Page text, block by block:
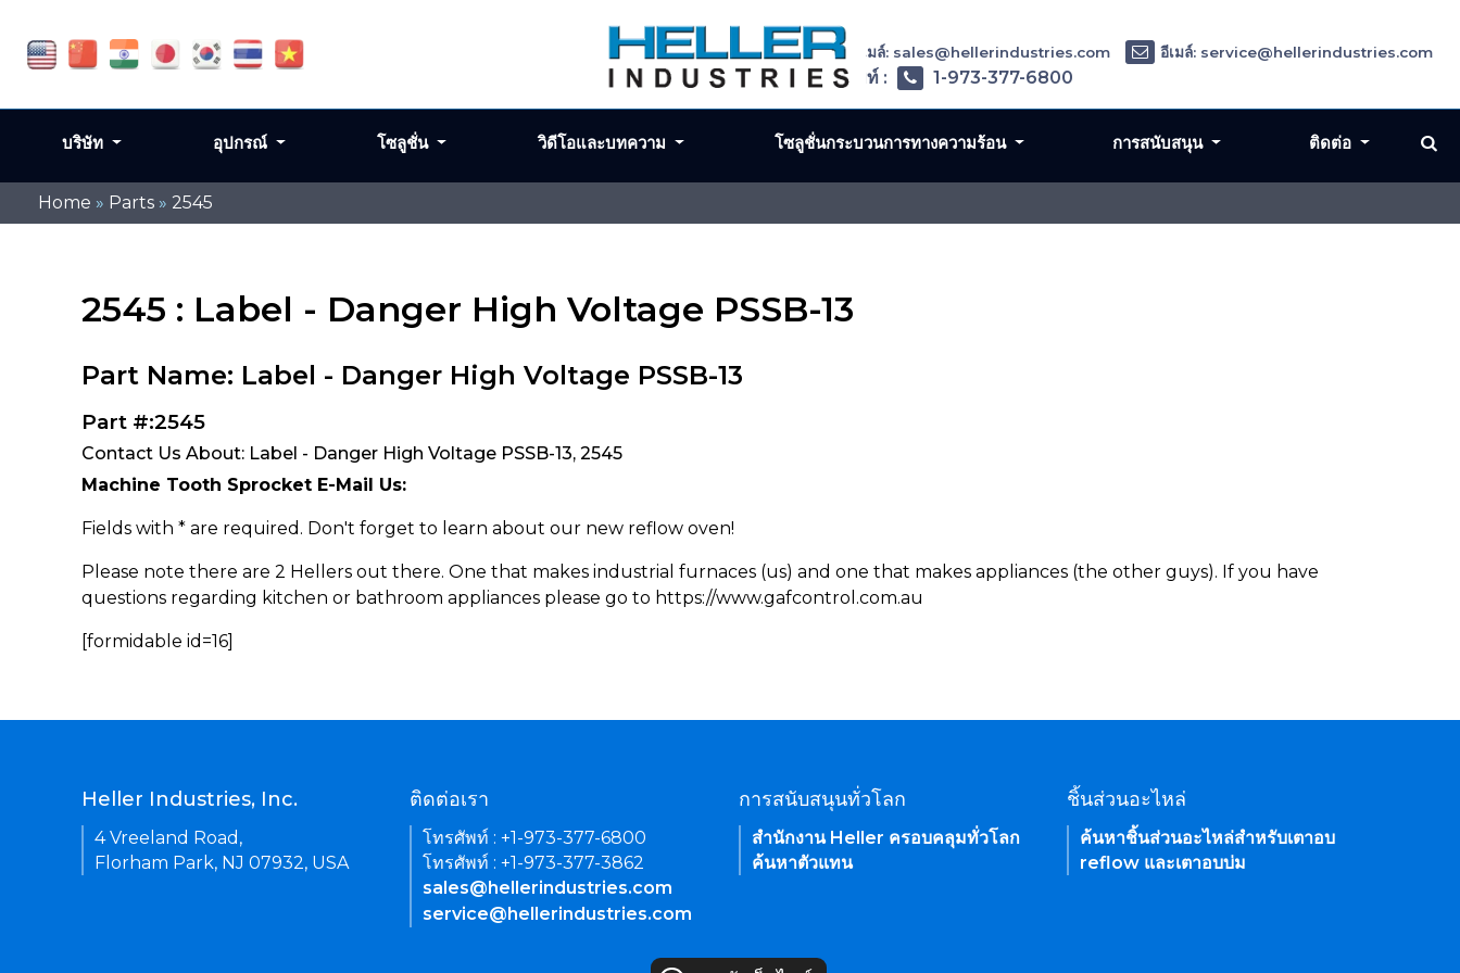
Home » Parts » 2545
2545 : Label - Danger High Voltage PSSB-13
Part Name: Label - Danger High Voltage PSSB-13
Part #:2545
Contact Us About: Label - Danger High Voltage PSSB-13, 2545
Machine Tooth Sprocket E-Mail Us:
Fields with * are required. Don't forget to learn about our new reflow oven!
Please note there are 2 Hellers out there. One that makes industrial furnaces (us) and one that makes appliances (the other guys). If you have
questions regarding kitchen or bathroom appliances please go to https://www.gafcontrol.com.au
[formidable id=16]
อีเมล์: sales@hellerindustries.com อีเมล์: service@hellerindustries.com
โทรศัพท์ : 1-973-377-6800
บริษัท อุปกรณ์ โซลูชั่น วิดีโอและบทความ โซลูชั่นกระบวนการทางความร้อน การสนับสนุน ติดต่อ
Heller Industries, Inc.
4 Vreeland Road,
Florham Park, NJ 07932, USA
ติดต่อเรา
โทรศัพท์ : +1-973-377-6800
โทรศัพท์ : +1-973-377-3862
sales@hellerindustries.com
service@hellerindustries.com
การสนับสนุนทั่วโลก
สำนักงาน Heller ครอบคลุมทั่วโลก
ค้นหาตัวแทน
ชิ้นส่วนอะไหล่
ค้นหาชิ้นส่วนอะไหล่สำหรับเตาอบ
reflow และเตาอบบ่ม